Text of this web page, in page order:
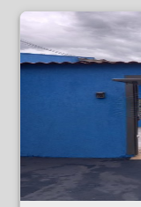
Casa - RIBEIRAO VERDE - Ribeirão Preto